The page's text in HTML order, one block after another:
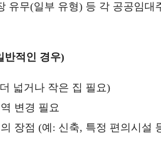
유무(일부 유형) 등 각 공공임대
반적인 경우)
넓거나 작은 집 필요)
변경 필요
장점 (예: 신축, 특정 편의시설